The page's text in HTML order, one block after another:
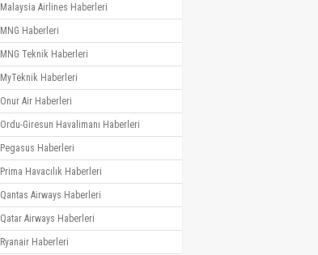
Malaysia Airlines Haberleri
MNG Haberleri
MNG Teknik Haberleri
MyTeknik Haberleri
Onur Air Haberleri
Ordu-Giresun Havalimanı Haberleri
Pegasus Haberleri
Prima Havacılık Haberleri
Qantas Airways Haberleri
Qatar Airways Haberleri
Ryanair Haberleri